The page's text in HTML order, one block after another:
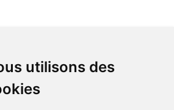
utilisons des
chercher votre commande à Amiens
(Fachon) ou recevez-là rapidement
d’Amiens